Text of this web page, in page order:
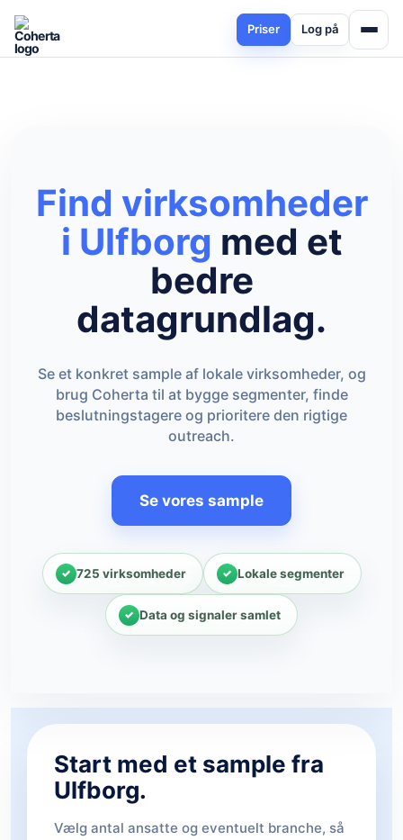
Priser Log på
Find virksomheder
i Ulfborg med et
bedre
datagrundlag.
Se et konkret sample af lokale virksomheder, og
brug Coherta til at bygge segmenter, finde
beslutningstagere og prioritere den rigtige
outreach.
Se vores sample
725 virksomheder Lokale segmenter
Data og signaler samlet
Start med et sample fra
Ulfborg.
Vælg antal ansatte og eventuelt branche, så